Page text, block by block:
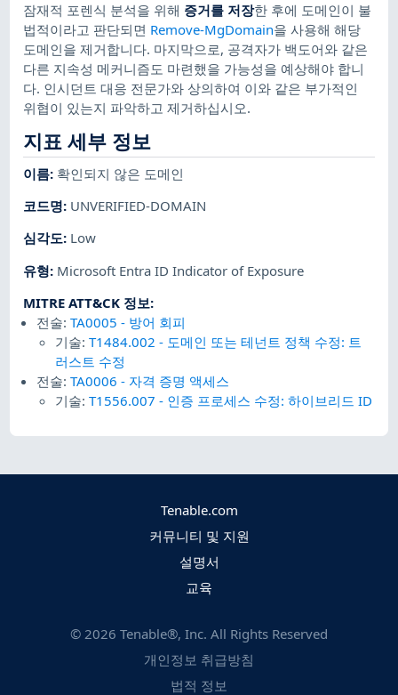
잠재적 포렌식 분석을 위해 증거를 저장​한 후에 도메인이 불
법적이라고 판단되면 Remove-MgDomain을 사용해 해당
도메인을 제거합니다. 마지막으로, 공격자가 백도어와 같은
다른 지속성 메커니즘도 마련했을 가능성을 예상해야 합니
다. 인시던트 대응 전문가와 상의하여 이와 같은 부가적인
위협이 있는지 파악하고 제거하십시오.
지표 세부 정보
이름: 확인되지 않은 도메인
코드명: UNVERIFIED-DOMAIN
심각도: Low
유형: Microsoft Entra ID Indicator of Exposure
MITRE ATT&CK 정보:
전술: TA0005 - 방어 회피
기술:T1484.002 - 도메인 또는 테넌트 정책 수정: 트
러스트 수정
전술: TA0006 - 자격 증명 액세스
기술:T1556.007 - 인증 프로세스 수정: 하이브리드 ID
Tenable.com
커뮤니티 및 지원
설명서
교육
© 2026 Tenable®, Inc. All Rights Reserved
개인정보 취급방침
법적 정보